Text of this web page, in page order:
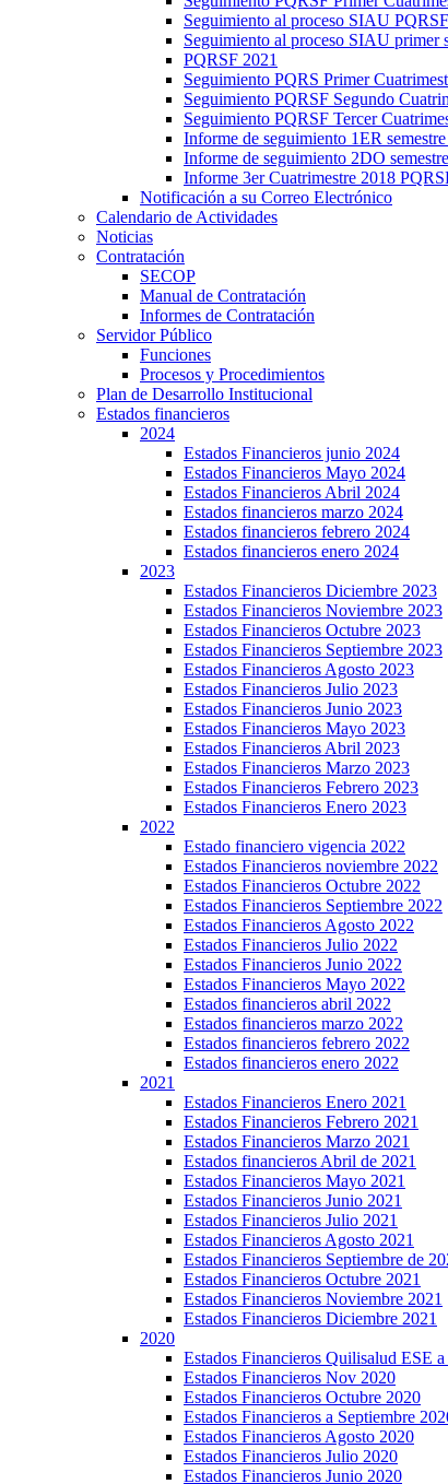
Seguimiento al proceso SIAU
Seguimiento al proceso SIAU primer
PQRSF 2021
Seguimiento PQRS Primer
Seguimiento PQRSF Segundo
Seguimiento PQRSF Tercer
Informe de seguimiento 1ER
Informe de seguimiento 2DO
Informe 3er Cuatrimestre 2018
Notificación a su Correo Electrónico
Calendario de Actividades
Noticias
Contratación
SECOP
Manual de Contratación
Informes de Contratación
Servidor Público
Funciones
Procesos y Procedimientos
Plan de Desarrollo Institucional
Estados financieros
2024
Estados Financieros junio 2024
Estados Financieros Mayo 2024
Estados Financieros Abril 2024
Estados financieros marzo 2024
Estados financieros febrero 2024
Estados financieros enero 2024
2023
Estados Financieros Diciembre 2023
Estados Financieros Noviembre 2023
Estados Financieros Octubre 2023
Estados Financieros Septiembre 2023
Estados Financieros Agosto 2023
Estados Financieros Julio 2023
Estados Financieros Junio 2023
Estados Financieros Mayo 2023
Estados Financieros Abril 2023
Estados Financieros Marzo 2023
Estados Financieros Febrero 2023
Estados Financieros Enero 2023
2022
Estado financiero vigencia 2022
Estados Financieros noviembre 2022
Estados Financieros Octubre 2022
Estados Financieros Septiembre 2022
Estados Financieros Agosto 2022
Estados Financieros Julio 2022
Estados Financieros Junio 2022
Estados Financieros Mayo 2022
Estados financieros abril 2022
Estados financieros marzo 2022
Estados financieros febrero 2022
Estados financieros enero 2022
2021
Estados Financieros Enero 2021
Estados Financieros Febrero 2021
Estados Financieros Marzo 2021
Estados financieros Abril de 2021
Estados Financieros Mayo 2021
Estados Financieros Junio 2021
Estados Financieros Julio 2021
Estados Financieros Agosto 2021
Estados Financieros Septiembre de
Estados Financieros Octubre 2021
Estados Financieros Noviembre 2021
Estados Financieros Diciembre 2021
2020
Estados Financieros Quilisalud ESE
Estados Financieros Nov 2020
Estados Financieros Octubre 2020
Estados Financieros a Septiembre
Estados Financieros Agosto 2020
Estados Financieros Julio 2020
Estados Financieros Junio 2020